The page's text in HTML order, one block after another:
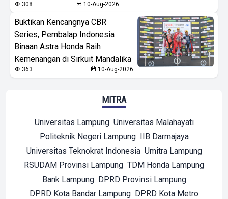
308 10-Aug-2026
Buktikan Kencangnya CBR
Series, Pembalap Indonesia
Binaan Astra Honda Raih
Kemenangan di Sirkuit Mandalika
363 10-Aug-2026
MITRA
Universitas Lampung Universitas Malahayati
Politeknik Negeri Lampung IIB Darmajaya
Universitas Teknokrat Indonesia Umitra Lampung
RSUDAM Provinsi Lampung TDM Honda Lampung
Bank Lampung DPRD Provinsi Lampung
DPRD Kota Bandar Lampung DPRD Kota Metro